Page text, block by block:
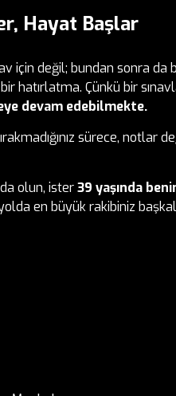
Hayat Başlar
için değil; bundan sonra
hatırlatma. Çünkü bir
devam edebilmekte.
sürece, notlar
olun, ister39 yaşında
en büyük rakibiniz